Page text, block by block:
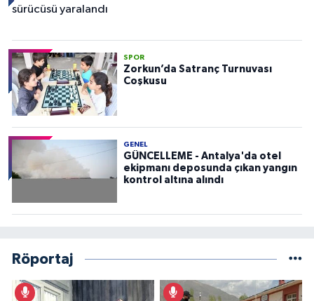
SPOR
Zorkun’da Satranç Turnuvası
Coşkusu
GENEL
GÜNCELLEME - Antalya'da otel
ekipmanı deposunda çıkan yangın
kontrol altına alındı
Röportaj